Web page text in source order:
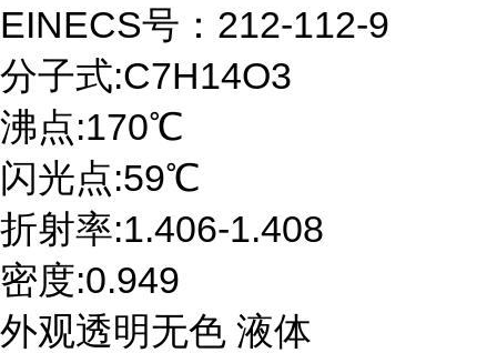
EINECS号：212-112-9
分子式:C7H14O3
沸点:170℃
闪光点:59℃
折射率:1.406-1.408
密度:0.949
外观透明无色 液体